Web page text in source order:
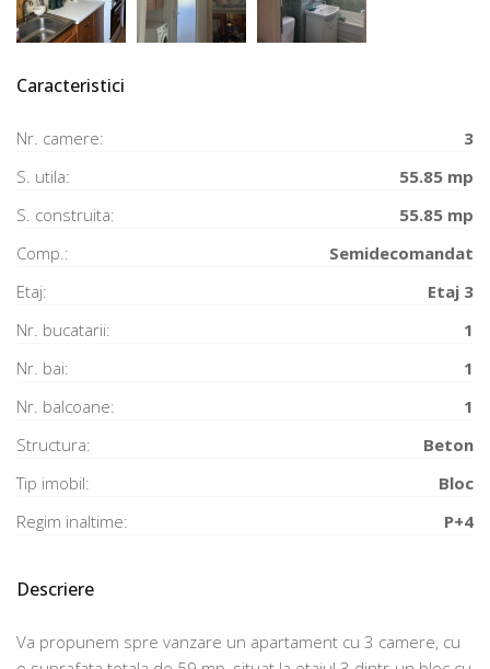
Caracteristici
Nr. camere:
3
S. utila:
55.85 mp
S. construita:
55.85 mp
Comp.:
Semidecomandat
Etaj:
Etaj 3
Nr. bucatarii:
1
Nr. bai:
1
Nr. balcoane:
1
Structura:
Beton
Tip imobil:
Bloc
Regim inaltime:
P+4
Descriere
Va propunem spre vanzare un apartament cu 3 camere, cu